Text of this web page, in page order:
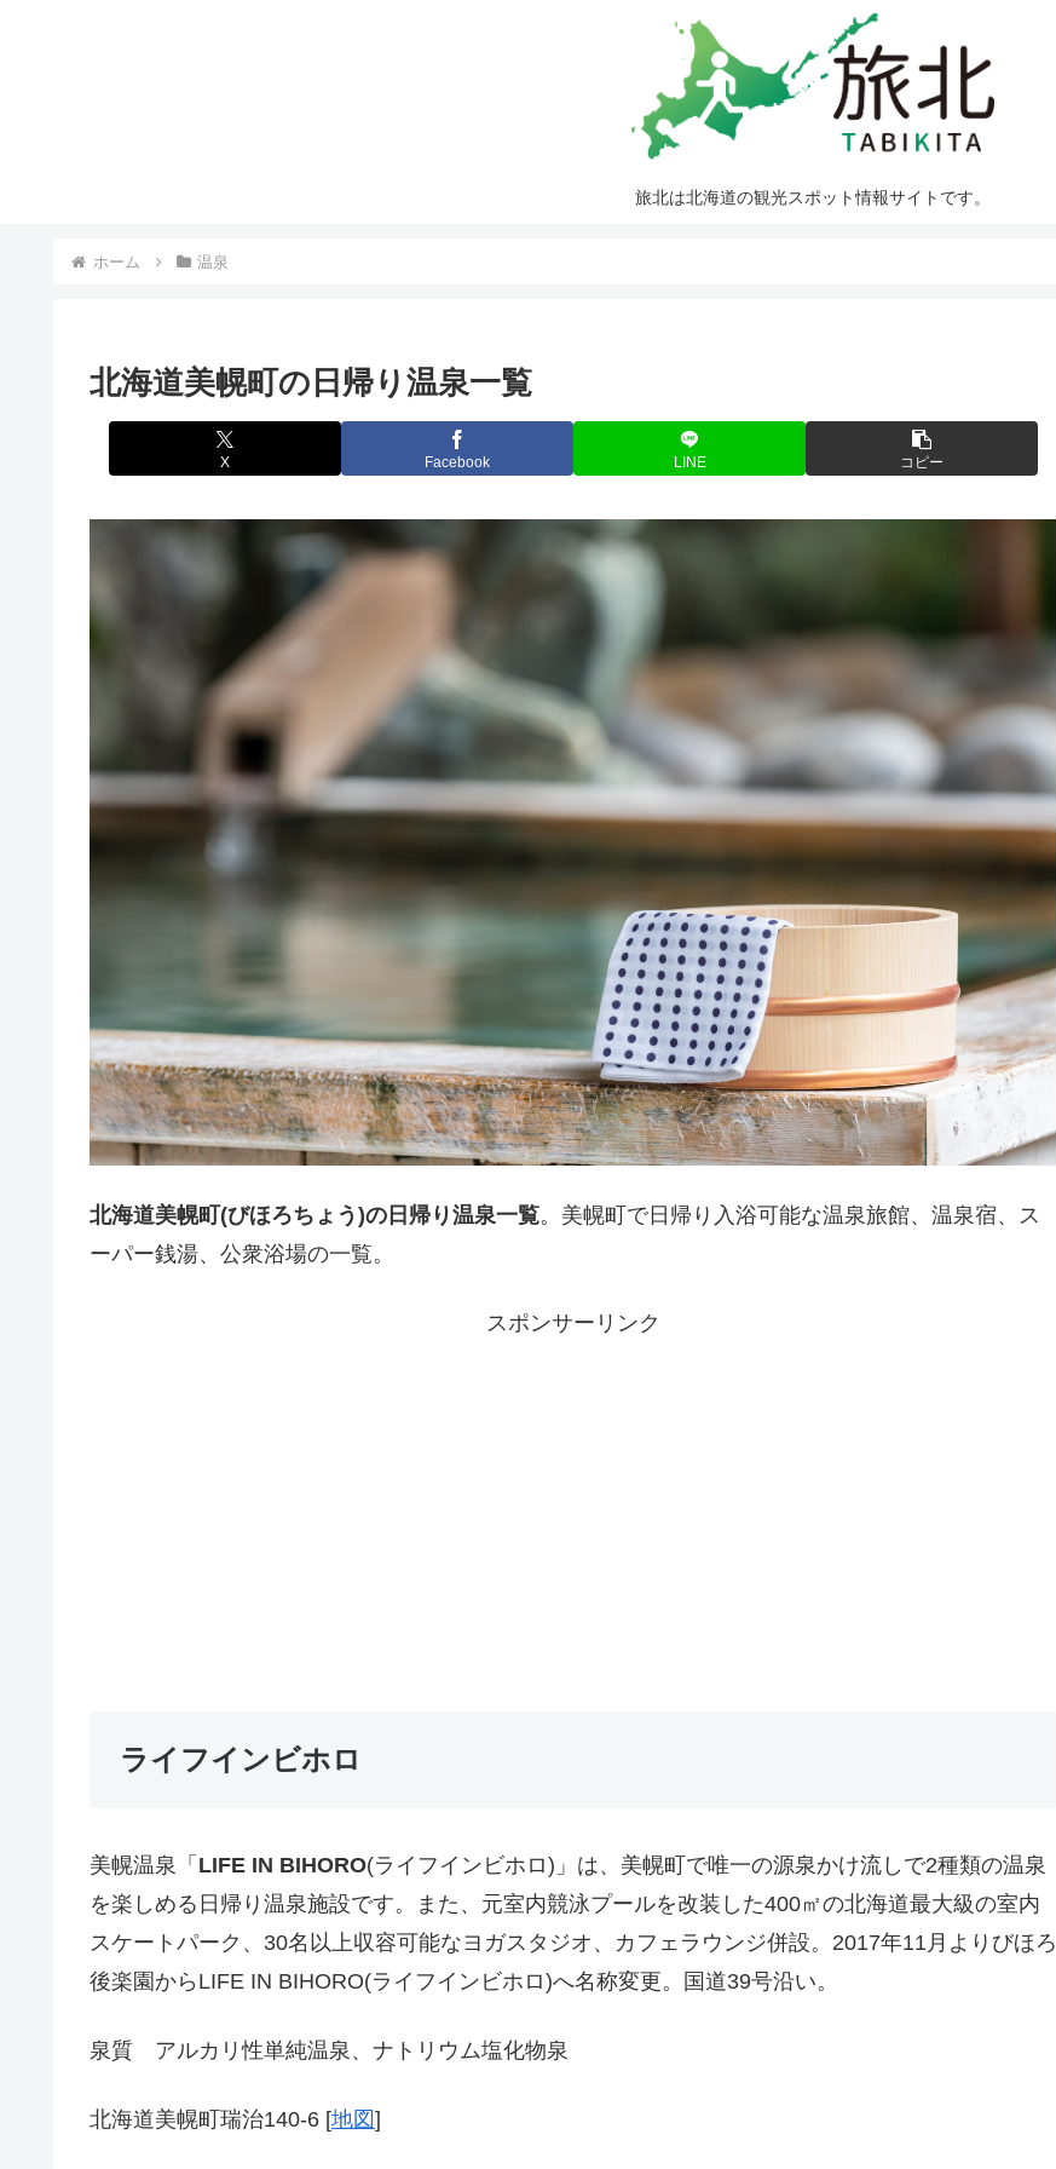
旅北は北海道の観光スポット情報サイトです。
ホーム 温泉
北海道美幌町の日帰り温泉一覧
X Facebook LINE コピー
北海道美幌町(びほろちょう)の日帰り温泉一覧。美幌町で日帰り入浴可能な温泉旅館、温泉宿、ス
ーパー銭湯、公衆浴場の一覧。
スポンサーリンク
ライフインビホロ
美幌温泉「 LIFE IN BIHORO(ライフインビホロ)」は、美幌町で唯一の源泉かけ流しで2種類の温泉
を楽しめる日帰り温泉施設です。また、元室内競泳プールを改装した400㎡の北海道最大級の室内
スケートパーク、30名以上収容可能なヨガスタジオ、カフェラウンジ併設。2017年11月よりびほろ
後楽園からLIFE IN BIHORO(ライフインビホロ)へ名称変更。国道39号沿い。
泉質 アルカリ性単純温泉、ナトリウム塩化物泉
北海道美幌町瑞治140-6 [地図]